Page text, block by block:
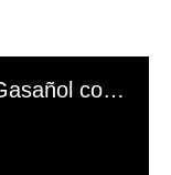
El mal momento de Yanina Gasañol con un hincha argentino en "Subrayado"